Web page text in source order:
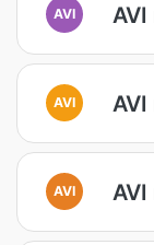
AVI
AVI AVI
AVI AVI